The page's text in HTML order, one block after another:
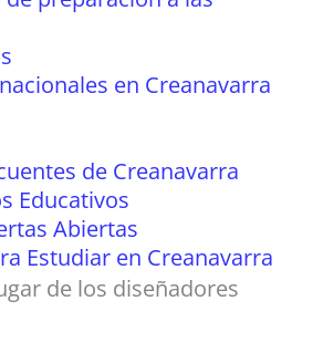
en Creanavarra
de Creanavarra
Educativos
Abiertas
Estudiar en Creanavarra
de los diseñadores